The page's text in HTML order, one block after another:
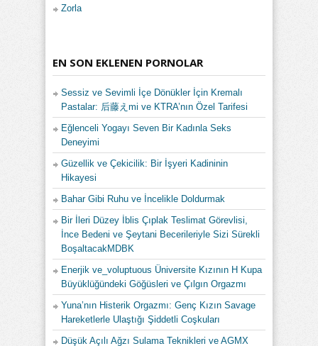
Zorla
EN SON EKLENEN PORNOLAR
Sessiz ve Sevimli İçe Dönükler İçin Kremalı
Pastalar: 后藤えmi ve KTRA’nın Özel Tarifesi
Eğlenceli Yogayı Seven Bir Kadınla Seks
Deneyimi
Güzellik ve Çekicilik: Bir İşyeri Kadininin
Hikayesi
Bahar Gibi Ruhu ve İncelikle Doldurmak
Bir İleri Düzey İblis Çıplak Teslimat Görevlisi,
İnce Bedeni ve Şeytani Becerileriyle Sizi Sürekli
BoşaltacakMDBK
Enerjik ve_voluptuous Üniversite Kızının H Kupa
Büyüklüğündeki Göğüsleri ve Çılgın Orgazmı
Yuna’nın Histerik Orgazmı: Genç Kızın Savage
Hareketlerle Ulaştığı Şiddetli Coşkuları
Düşük Açılı Ağzı Sulama Teknikleri ve AGMX